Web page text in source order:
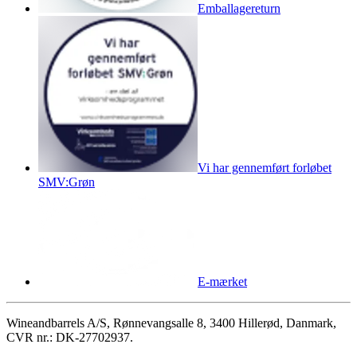
Emballagereturn
Vi har gennemført forløbet
SMV:Grøn
E-mærket
Wineandbarrels A/S, Rønnevangsalle 8, 3400 Hillerød, Danmark,
CVR nr.: DK-27702937.